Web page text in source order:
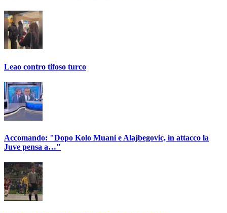
Leao contro tifoso turco
Accomando: "Dopo Kolo Muani e Alajbegovic, in attacco la
Juve pensa a…"